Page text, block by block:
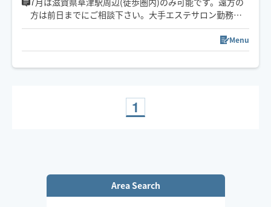
方は前日までにご相談下さい。大手エステサロン勤務後
独立。セラピスト20年。産後小さなお子様がいてサロン
に足を運べない方、介護や病気などで外出できない方、
出張やご旅行のお疲れを癒したい方、色々な方にお役に
たてるようHOGUGUに登録しました。一人一人寄り添っ
Menu
1
Area Search